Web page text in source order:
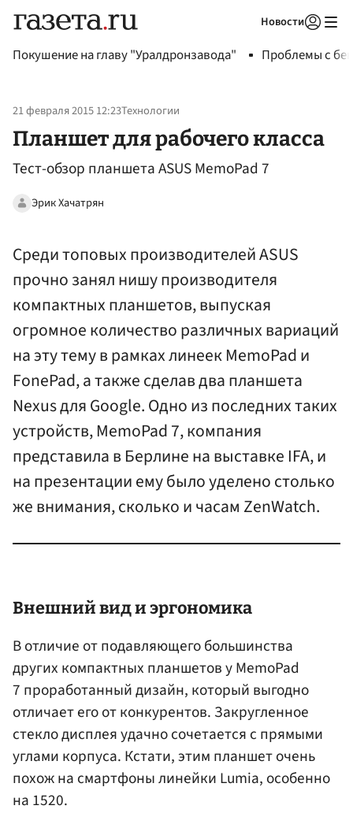
Новости
Покушение на главу "Уралдронзавода" Проблемы с
21 февраля 2015 12:23Технологии
Планшет для рабочего класса
Тест-обзор планшета ASUS MemoPad 7
Эрик Хачатрян
Среди топовых производителей ASUS
прочно занял нишу производителя
компактных планшетов, выпуская
огромное количество различных вариаций
на эту тему в рамках линеек MemoPad и
FonePad, а также сделав два планшета
Nexus для Google. Одно из последних таких
устройств, MemoPad 7, компания
представила в Берлине на выставке IFA, и
на презентации ему было уделено столько
же внимания, сколько и часам ZenWatch.
Внешний вид и эргономика
В отличие от подавляющего большинства
других компактных планшетов у MemoPad
7 проработанный дизайн, который выгодно
отличает его от конкурентов. Закругленное
стекло дисплея удачно сочетается с прямыми
углами корпуса. Кстати, этим планшет очень
похож на смартфоны линейки Lumia, особенно
на 1520.